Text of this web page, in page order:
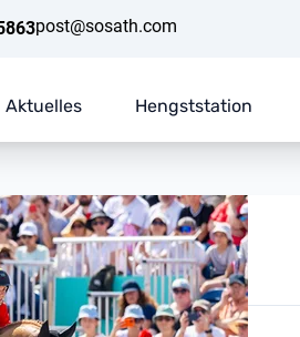
post@sosath.com
Aktuelles Hengststation